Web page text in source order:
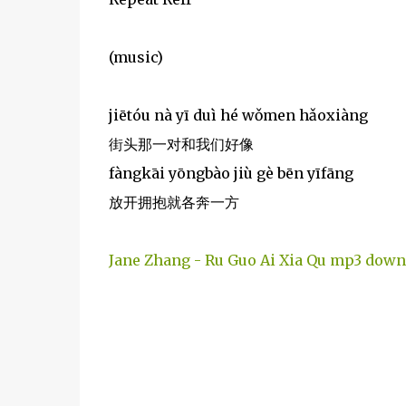
(music)
jiētóu nà yī duì hé wǒmen hǎoxiàng
街头那一对和我们好像
fàngkāi yōngbào jiù gè bēn yīfāng
放开拥抱就各奔一方
Jane Zhang - Ru Guo Ai Xia Qu mp3